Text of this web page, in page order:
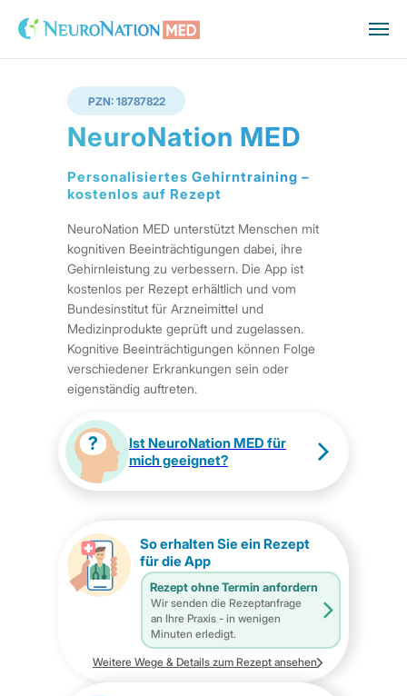
NeuroNation MED unterstützt Menschen mit
kognitiven Beeinträchtigungen dabei, ihre
Gehirnleistung zu verbessern. Die App ist
kostenlos per Rezept erhältlich und vom
Bundesinstitut für Arzneimittel und
Medizinprodukte geprüft und zugelassen.
Kognitive Beeinträchtigungen können Folge
verschiedener Erkrankungen sein oder
eigenständig auftreten.
Personalisiertes Gehirntraining –
kostenlos auf Rezept
NeuroNation MED
Ist NeuroNation MED für
mich geeignet?
Weitere Wege & Details zum Rezept ansehen
So erhalten Sie ein Rezept
für die App
Wir senden die Rezeptanfrage
an Ihre Praxis - in wenigen
Minuten erledigt.
Rezept ohne Termin anfordern
PZN: 18787822